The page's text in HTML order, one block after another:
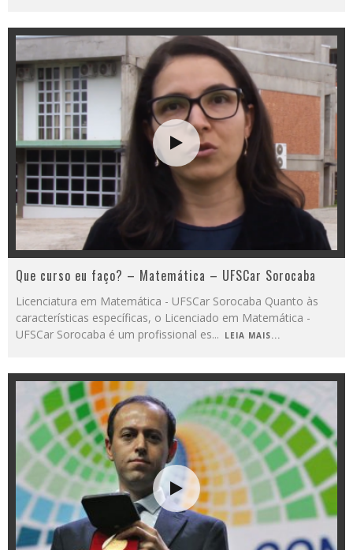
Que curso eu faço? – Matemática – UFSCar Sorocaba
Licenciatura em Matemática - UFSCar Sorocaba Quanto às
características específicas, o Licenciado em Matemática -
UFSCar Sorocaba é um profissional es... LEIA MAIS...